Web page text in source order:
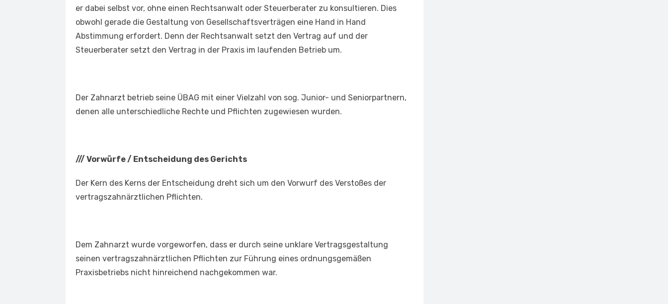
er dabei selbst vor, ohne einen Rechtsanwalt oder Steuerberater zu konsultieren. Dies
obwohl gerade die Gestaltung von Gesellschaftsverträgen eine Hand in Hand
Abstimmung erfordert. Denn der Rechtsanwalt setzt den Vertrag auf und der
Steuerberater setzt den Vertrag in der Praxis im laufenden Betrieb um.
Der Zahnarzt betrieb seine ÜBAG mit einer Vielzahl von sog. Junior- und Seniorpartnern,
denen alle unterschiedliche Rechte und Pflichten zugewiesen wurden.
/// Vorwürfe / Entscheidung des Gerichts
Der Kern des Kerns der Entscheidung dreht sich um den Vorwurf des Verstoßes der
vertragszahnärztlichen Pflichten.
Dem Zahnarzt wurde vorgeworfen, dass er durch seine unklare Vertragsgestaltung
seinen vertragszahnärztlichen Pflichten zur Führung eines ordnungsgemäßen
Praxisbetriebs nicht hinreichend nachgekommen war.